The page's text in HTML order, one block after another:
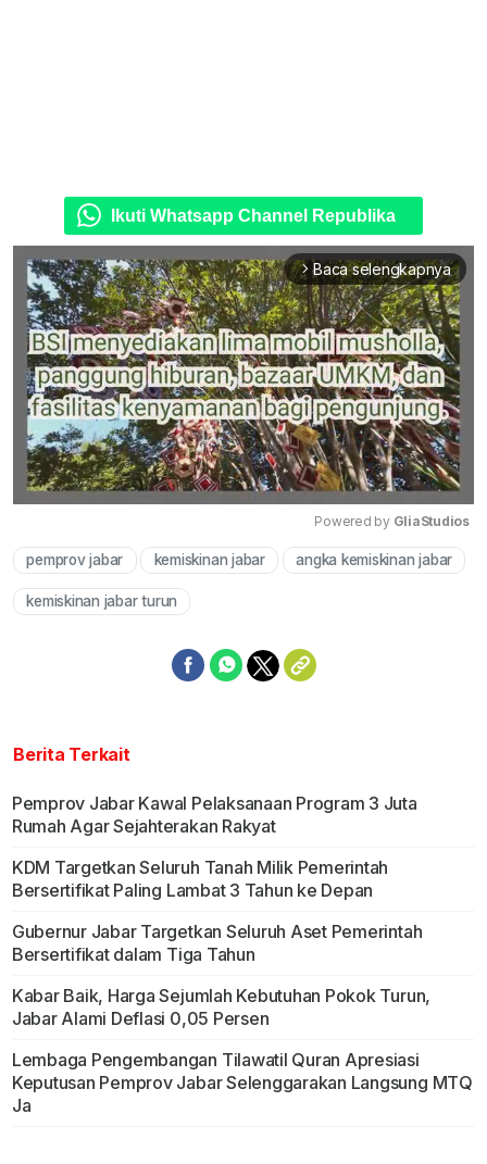
Ikuti Whatsapp Channel Republika
arrow_forward_ios Baca selengkapnya
Mute
Powered by GliaStudios
pemprov jabar kemiskinan jabar angka kemiskinan jabar
kemiskinan jabar turun
Berita Terkait
Pemprov Jabar Kawal Pelaksanaan Program 3 Juta
Rumah Agar Sejahterakan Rakyat
KDM Targetkan Seluruh Tanah Milik Pemerintah
Bersertifikat Paling Lambat 3 Tahun ke Depan
Gubernur Jabar Targetkan Seluruh Aset Pemerintah
Bersertifikat dalam Tiga Tahun
Kabar Baik, Harga Sejumlah Kebutuhan Pokok Turun,
Jabar Alami Deflasi 0,05 Persen
Lembaga Pengembangan Tilawatil Quran Apresiasi
Keputusan Pemprov Jabar Selenggarakan Langsung MTQ
Ja